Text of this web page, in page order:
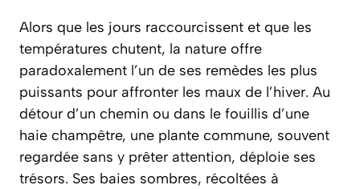
Alors que les jours raccourcissent et que les
températures chutent, la nature offre
paradoxalement l’un de ses remèdes les plus
puissants pour affronter les maux de l’hiver. Au
détour d’un chemin ou dans le fouillis d’une
haie champêtre, une plante commune, souvent
regardée sans y prêter attention, déploie ses
trésors. Ses baies sombres, récoltées à